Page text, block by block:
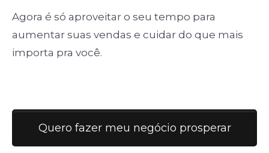
Agora é só aproveitar o seu tempo para
aumentar suas vendas e cuidar do que mais
importa pra você.
Quero fazer meu negócio prosperar